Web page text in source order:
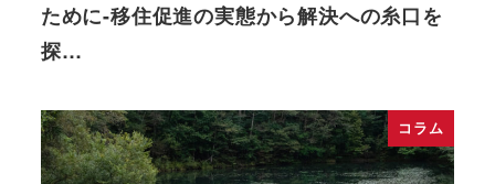
ために-移住促進の実態から解決への糸口を
探…
コラム